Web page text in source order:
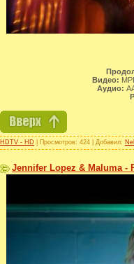
Видео:
Аудио:
HDTV - HD | Просмотров: 424 | Добавил:
Jennifer Lopez & Maluma -